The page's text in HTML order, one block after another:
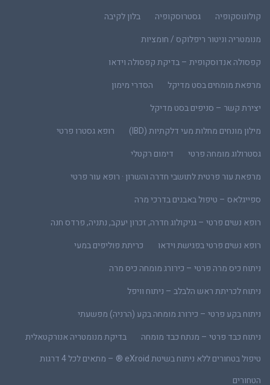
קולונוסקופיה גסטרוסקופיה
בלון לקיבה
מנומטריה וניטור ריפלוקס / חומציות
קפסולה אנדוסקופית – בדיקת קפסולה וידאו
מרפאת מומחים בסט מדיקל
הסדרי מימון
יצירת קשר – סניפים בסט מדיקל
מילון מונחים מחלות מעי דלקתיות (IBD)
רופא גסטרו פרטי
גסטרולוג מומחה פרטי
דימום רקטלי
מרפאת עור פרטית לתושבי חדרה והשרון · רופא עור פרטי
ספייגלאס – טיפול באבנים בדרכי מרה
רופא נשים פרטי – גניקולוג חדרה, זכרון יעקב, נתניה, פרדס חנה
רופא נשים פרטי בפגישת וידאו
כריתת פוליפים במעי
ניתוח כיס מרה פרטי – כירורג מומחה כיס מרה
ניתוח לכריתת ראש הלבלב – ניתוח וויפל
ניתוח בקע פרטי – כירורג מומחה בקע (הרניה) מפשעתי
ניתוח כבד פרטי – מנתח כבד מומחה
בדיקת מנומטריה אנורקטאלית
טיפול בטחורים ללא ניתוח בשיטת eXroid ® – מתאים לכל 4 דרגות
הטחורים